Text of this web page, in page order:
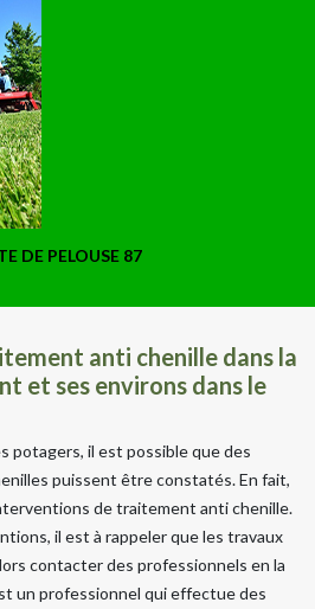
DE PELOUSE 87
anti chenille dans la
et ses environs dans le
potagers, il est possible que des
puissent être constatés. En fait,
de traitement anti chenille.
il est à rappeler que les travaux
contacter des professionnels en la
un professionnel qui effectue des